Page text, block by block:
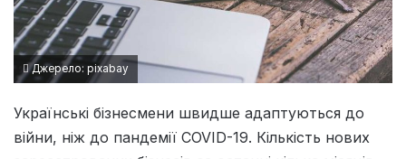
Джерело: pixabay
Українські бізнесмени швидше адаптуються до
війни, ніж до пандемії COVID-19. Кількість нових